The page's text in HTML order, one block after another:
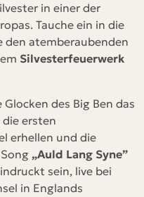
in einer der
Tauche ein in die
atemberaubenden
Silvesterfeuerwerk
des Big Ben das
ersten
erhellen und die
„Auld Lang Syne”
sein, live bei
in Englands